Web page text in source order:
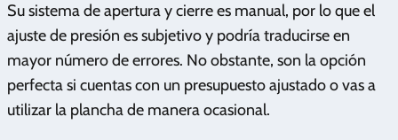
Su sistema de apertura y cierre es manual, por lo que el
ajuste de presión es subjetivo y podría traducirse en
mayor número de errores. No obstante, son la opción
perfecta si cuentas con un presupuesto ajustado o vas a
utilizar la plancha de manera ocasional.